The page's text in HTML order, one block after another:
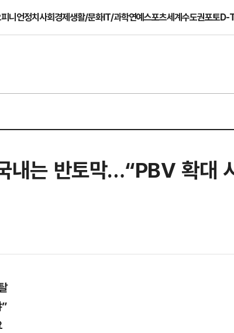
니언정치사회경제생활/문화IT/과학연예스포츠세계수도권포토D-
내는 반토막…“PBV 확대